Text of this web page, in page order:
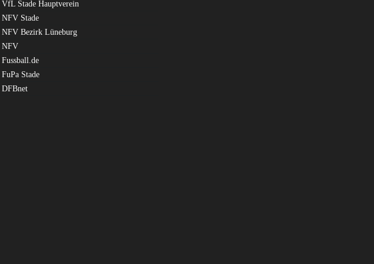
VfL Stade Hauptverein
NFV Stade
NFV Bezirk Lüneburg
NFV
Fussball.de
FuPa Stade
DFBnet